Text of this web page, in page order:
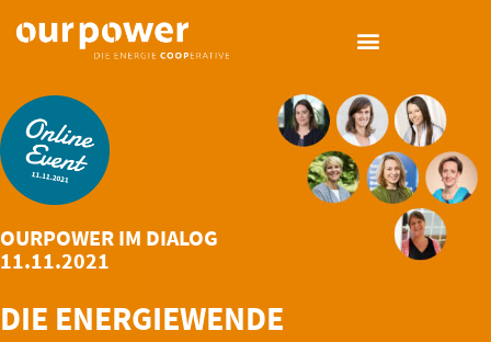
OURPOWER IM DIALOG
11.11.2021
DIE ENERGIE­WENDE